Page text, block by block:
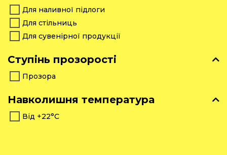
Для наливної підлоги
Для стільниць
Для сувенірної продукції
Ступінь прозорості
Прозора
Навколишня температура
Від +22°С